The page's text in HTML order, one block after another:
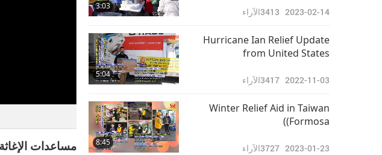
مساعدات
3:03
2023-02-14
3413الآراء
5:04
Hurricane Ian Relief Update
from United States
2022-11-03
3417الآراء
8:45
Winter Relief Aid in Taiwan
(Formosa)
2023-01-23
3727الآراء